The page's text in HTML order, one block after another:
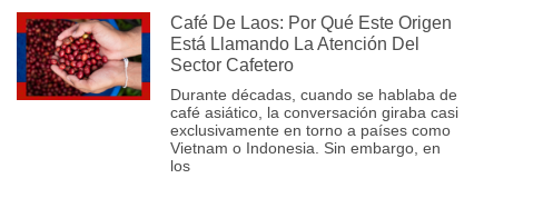
Café De Laos: Por Qué Este Origen
Está Llamando La Atención Del
Sector Cafetero
Durante décadas, cuando se hablaba de
café asiático, la conversación giraba casi
exclusivamente en torno a países como
Vietnam o Indonesia. Sin embargo, en
los